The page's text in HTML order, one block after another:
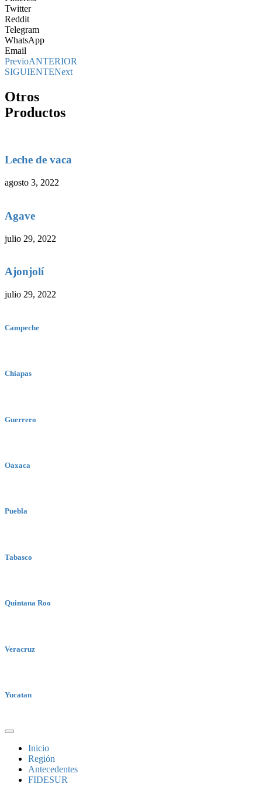
Twitter
Reddit
Telegram
WhatsApp
Email
PrevioANTERIOR
SIGUIENTENext
Otros
Productos
Leche de vaca
agosto 3, 2022
Agave
julio 29, 2022
Ajonjolí
julio 29, 2022
Campeche
Chiapas
Guerrero
Oaxaca
Puebla
Tabasco
Quintana Roo
Veracruz
Yucatan
Inicio
Región
Antecedentes
FIDESUR